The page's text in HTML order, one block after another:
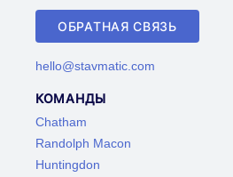
ОБРАТНАЯ СВЯЗЬ
hello@stavmatic.com
КОМАНДЫ
Chatham
Randolph Macon
Huntingdon